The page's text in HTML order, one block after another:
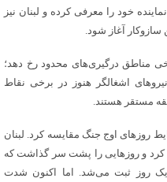
خود را معرفی کرده و لبنان نیز
سازوکار آغاز شود.
مناطق درگیری‌های محدود رخ دهد؛
اشغالگر هنوز در برخی نقاط
مستقر هستند.
روزهای اوج جنگ مقایسه کرد. لبنان
کرد و روزهایی را پشت سر گذاشت که
روز ثبت می‌شد. اما اکنون شدت